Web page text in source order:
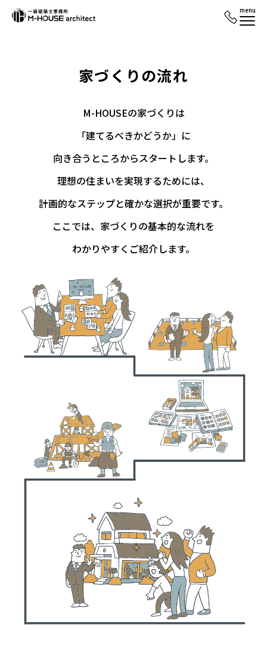
menu
家づくりの流れ
M-HOUSEの家づくりは
「建てるべきかどうか」に
向き合うところからスタートします。
理想の住まいを実現するためには、
計画的なステップと確かな選択が重要です。
ここでは、家づくりの基本的な流れを
わかりやすくご紹介します。